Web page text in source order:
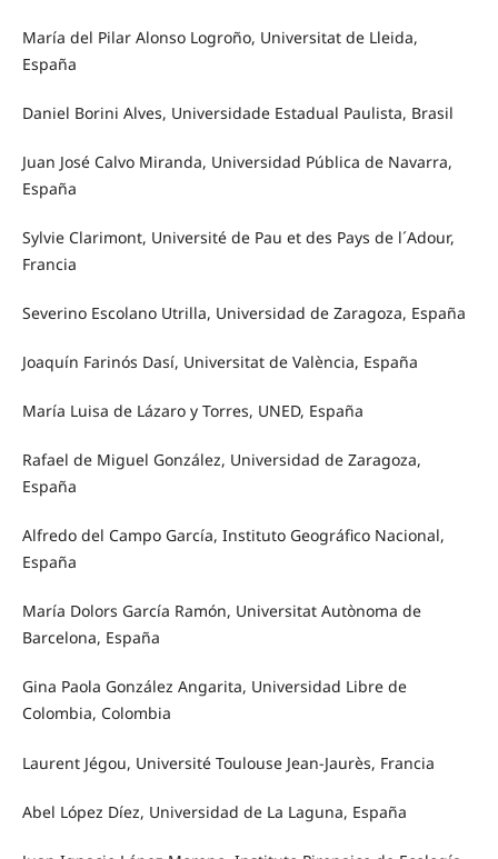
María del Pilar Alonso Logroño, Universitat de Lleida,
España
Daniel Borini Alves, Universidade Estadual Paulista, Brasil
Juan José Calvo Miranda, Universidad Pública de Navarra,
España
Sylvie Clarimont, Université de Pau et des Pays de l´Adour,
Francia
Severino Escolano Utrilla, Universidad de Zaragoza, España
Joaquín Farinós Dasí, Universitat de València, España
María Luisa de Lázaro y Torres, UNED, España
Rafael de Miguel González, Universidad de Zaragoza,
España
Alfredo del Campo García, Instituto Geográfico Nacional,
España
María Dolors García Ramón, Universitat Autònoma de
Barcelona, España
Gina Paola González Angarita, Universidad Libre de
Colombia, Colombia
Laurent Jégou, Université Toulouse Jean-Jaurès, Francia
Abel López Díez, Universidad de La Laguna, España